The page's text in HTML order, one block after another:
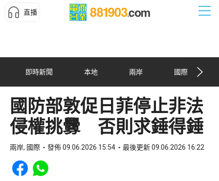
直播
即時新聞 本地 兩岸 國際
國防部敦促日菲停止非法
侵權挑釁 否則求錘得錘
兩岸, 國際 發佈 09.06.2026 15:54 最後更新 09.06.2026 16:22
Share to Facebook
Share to WhatsApp